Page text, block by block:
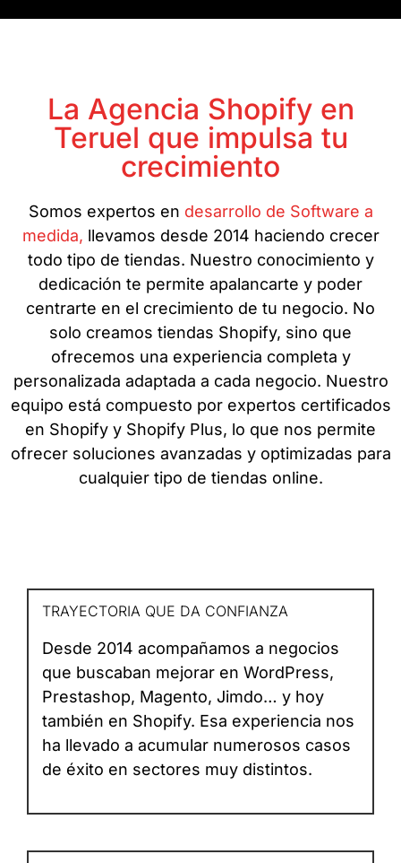
La Agencia Shopify en
Teruel que impulsa tu
crecimiento
Somos expertos en desarrollo de Software a
medida, llevamos desde 2014 haciendo crecer
todo tipo de tiendas. Nuestro conocimiento y
dedicación te permite apalancarte y poder
centrarte en el crecimiento de tu negocio. No
solo creamos tiendas Shopify, sino que
ofrecemos una experiencia completa y
personalizada adaptada a cada negocio. Nuestro
equipo está compuesto por expertos certificados
en Shopify y Shopify Plus, lo que nos permite
ofrecer soluciones avanzadas y optimizadas para
cualquier tipo de tiendas online.
TRAYECTORIA QUE DA CONFIANZA
Desde 2014 acompañamos a negocios
que buscaban mejorar en WordPress,
Prestashop, Magento, Jimdo… y hoy
también en Shopify. Esa experiencia nos
ha llevado a acumular numerosos casos
de éxito en sectores muy distintos.